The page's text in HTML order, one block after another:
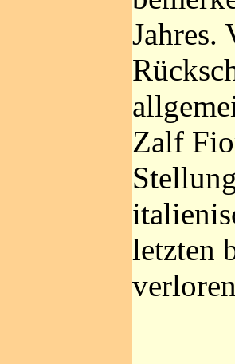
Jahres.
Zalf
letzten